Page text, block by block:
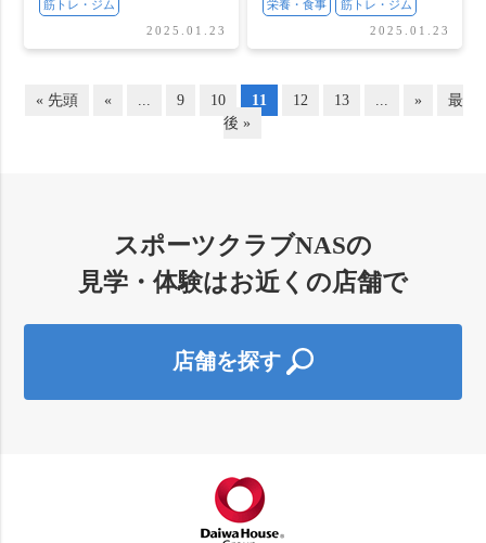
筋トレ・ジム
2025.01.23
栄養・食事 筋トレ・ジム
2025.01.23
« 先頭 « ... 9 10 11 12 13 ... »
最
後 »
スポーツクラブNASの
見学・体験はお近くの店舗で
店舗を探す